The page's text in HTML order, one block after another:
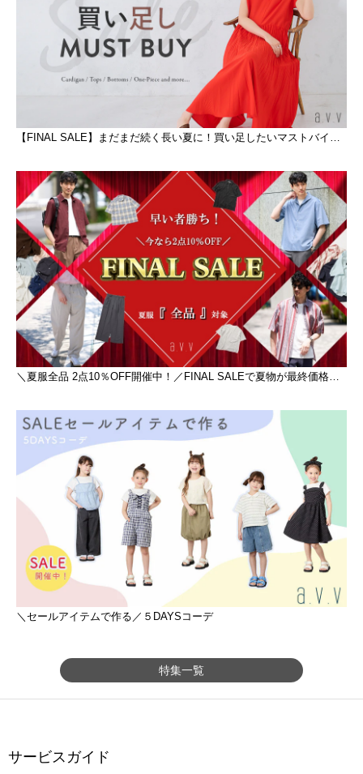
＼夏服全品 2点10％OFF開催中！／FINAL SALEで夏物が最終価格に！
＼セールアイテムで作る／５DAYSコーデ
特集一覧
サービスガイド